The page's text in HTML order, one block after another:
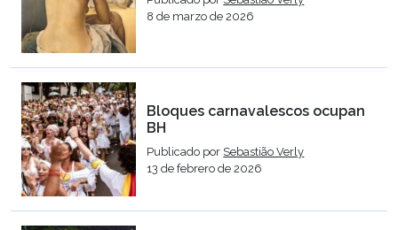
8 de marzo de 2026
Bloques carnavalescos ocupan
BH
Publicado por Sebastião Verly
13 de febrero de 2026